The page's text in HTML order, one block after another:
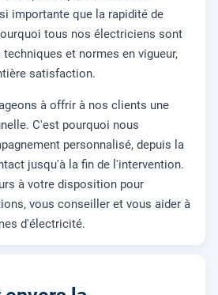
importante que la rapidité de
tous nos électriciens sont
et normes en vigueur,
satisfaction.
à offrir à nos clients une
C'est pourquoi nous
personnalisé, depuis la
jusqu'à la fin de l'intervention.
à votre disposition pour
vous conseiller et vous aider à
d'électricité.